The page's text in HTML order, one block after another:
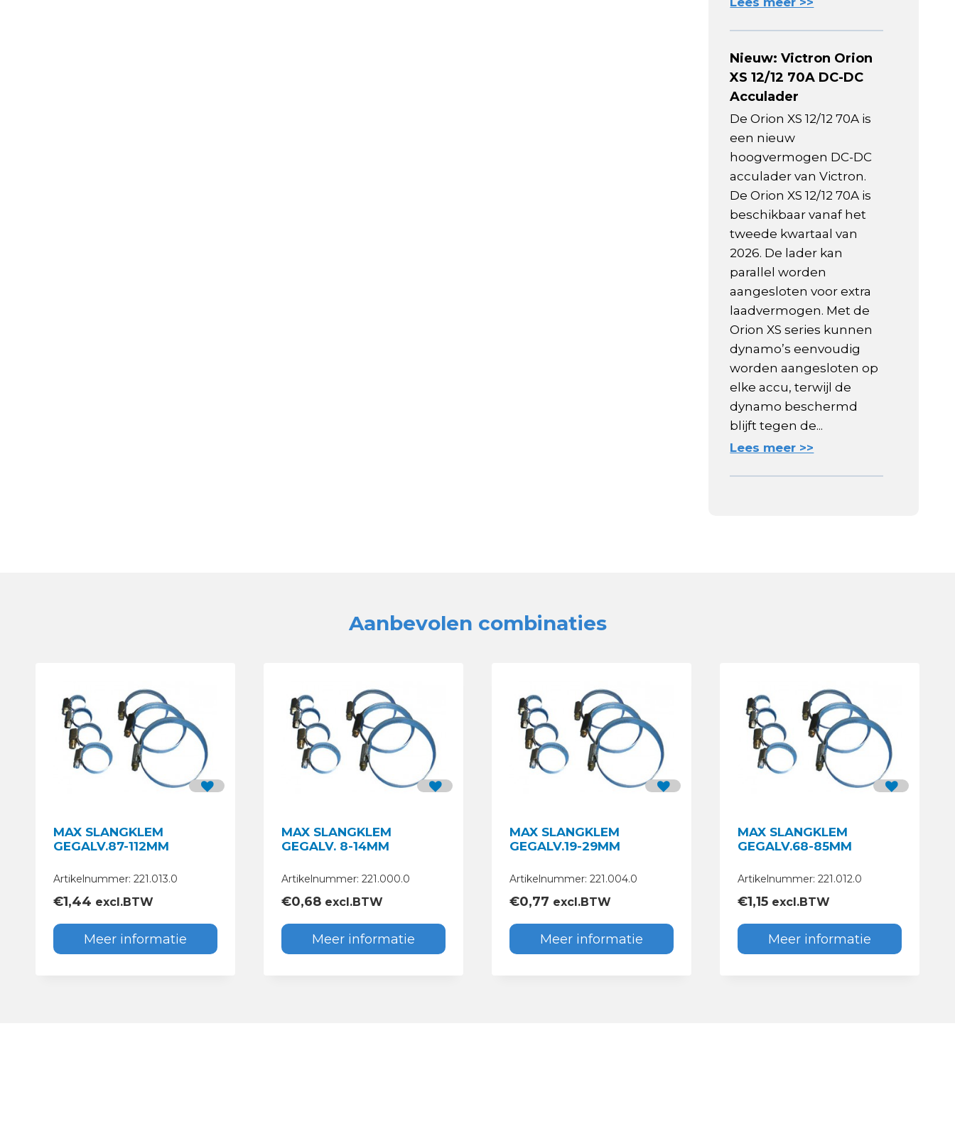
Nieuw: Victron Orion
XS 12/12 70A DC-DC
Acculader
De Orion XS 12/12 70A is
een nieuw
hoogvermogen DC-DC
acculader van Victron.
De Orion XS 12/12 70A is
beschikbaar vanaf het
tweede kwartaal van
2026. De lader kan
parallel worden
aangesloten voor extra
laadvermogen. Met de
Orion XS series kunnen
dynamo’s eenvoudig
worden aangesloten op
elke accu, terwijl de
dynamo beschermd
blijft tegen de...
Lees meer >>
Aanbevolen combinaties
MAX SLANGKLEM
GEGALV.87-112MM
Artikelnummer: 221.013.0
€1,44 excl.BTW
Meer informatie
MAX SLANGKLEM
GEGALV. 8-14MM
Artikelnummer: 221.000.0
€0,68 excl.BTW
Meer informatie
MAX SLANGKLEM
GEGALV.19-29MM
Artikelnummer: 221.004.0
€0,77 excl.BTW
Meer informatie
MAX SLANGKLEM
GEGALV.68-85MM
Artikelnummer: 221.012.0
€1,15 excl.BTW
Meer informatie